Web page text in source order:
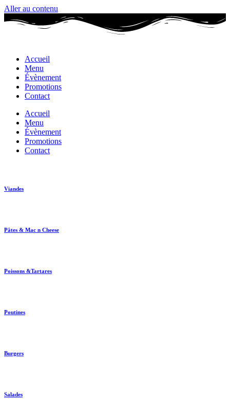
Aller au contenu
Accueil
Menu
Évènement
Promotions
Contact
Accueil
Menu
Évènement
Promotions
Contact
Viandes
Pâtes & Mac n Cheese
Poissons &Tartares
Poutines
Burgers
Salades